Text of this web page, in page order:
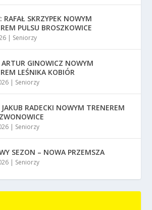
RAFAŁ SKRZYPEK NOWYM
PULSU BROSZKOWICE
| Seniorzy
ARTUR GINOWICZ NOWYM
LEŚNIKA KOBIÓR
| Seniorzy
JAKUB RADECKI NOWYM TRENEREM
| Seniorzy
SEZON – NOWA PRZEMSZA
| Seniorzy